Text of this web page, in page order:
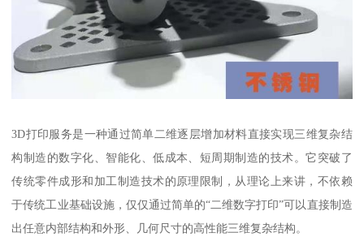
3D打印服务是一种通过简单二维逐层增加材料直接实现三维复杂结
构制造的数字化、智能化、低成本、短周期制造的技术。它突破了
传统零件成形和加工制造技术的原理限制，从理论上来讲，不依赖
于传统工业基础设施，仅仅通过简单的“二维数字打印”可以直接制造
出任意内部结构和外形、几何尺寸的高性能三维复杂结构。